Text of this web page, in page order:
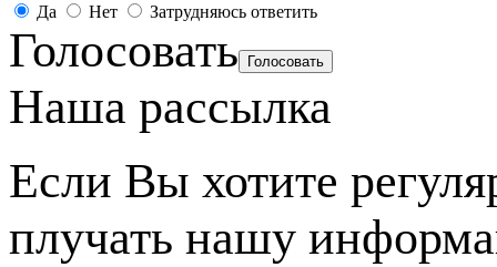
Да Нет Затрудняюсь ответить
Голосовать
Наша рассылка
Если Вы хотите
плучать нашу